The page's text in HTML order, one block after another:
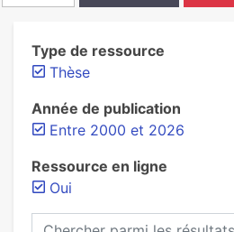
Type de ressource
Thèse
Année de publication
Entre 2000 et 2026
Ressource en ligne
Oui
Chercher parmi les résultats...